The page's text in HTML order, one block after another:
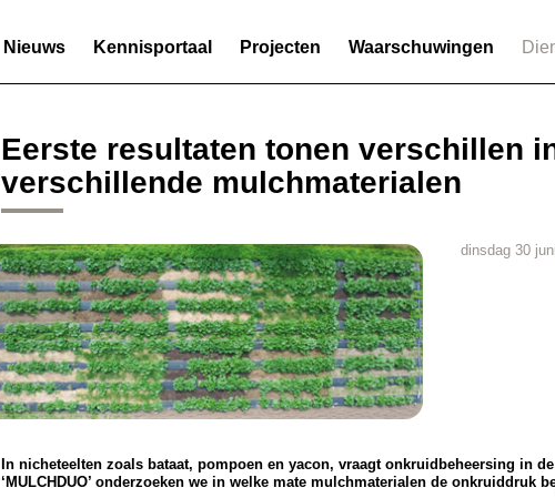
Nieuws Kennisportaal Projecten Waarschuwingen
Eerste resultaten tonen verschillen
verschillende mulchmaterialen
dinsdag 30
In nicheteelten zoals bataat, pompoen en yacon, vraagt onkruidbeheersing in
‘MULCHDUO’ onderzoeken we in welke mate mulchmaterialen de onkruiddruk